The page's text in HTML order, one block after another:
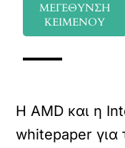
ΜΕΓΕΘΥΝΣΗ
ΚΕΙΜΕΝΟΥ
Η AMD και η
whitepaper για